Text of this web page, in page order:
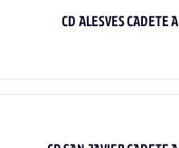
CD ALESVES CADETE A